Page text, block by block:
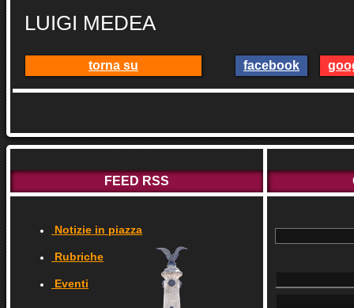
LUIGI MEDEA
torna su facebook
FEED RSS
Notizie in piazza
Rubriche
Eventi